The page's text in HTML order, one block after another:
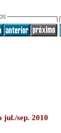
jul./sep. 2010